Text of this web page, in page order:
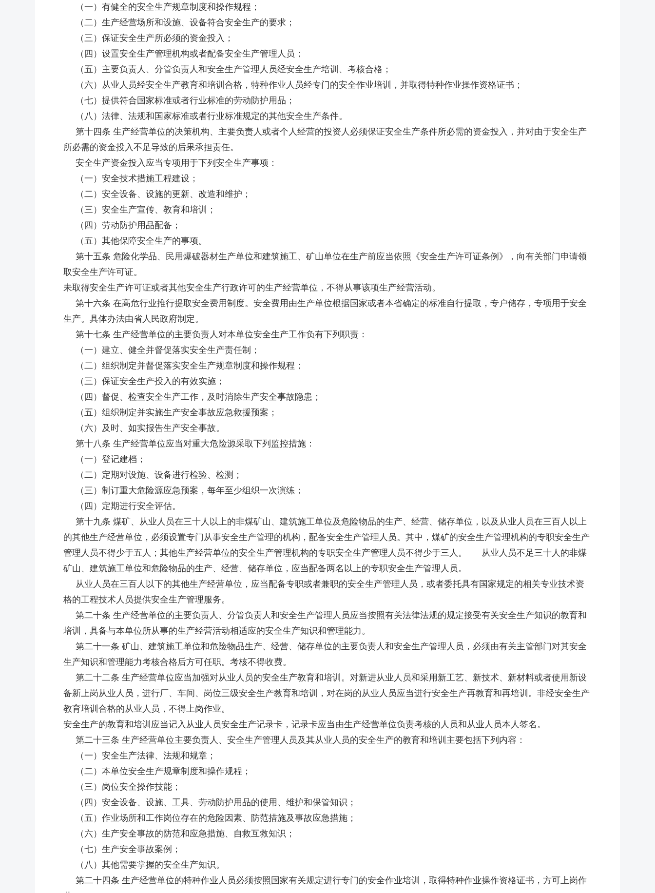
（一）有健全的安全生产规章制度和操作规程；
（二）生产经营场所和设施、设备符合安全生产的要求；
（三）保证安全生产所必须的资金投入；
（四）设置安全生产管理机构或者配备安全生产管理人员；
（五）主要负责人、分管负责人和安全生产管理人员经安全生产培训、考核合格；
（六）从业人员经安全生产教育和培训合格，特种作业人员经专门的安全作业培训，并取得特种作业操作资格证书；
（七）提供符合国家标准或者行业标准的劳动防护用品；
（八）法律、法规和国家标准或者行业标准规定的其他安全生产条件。
第十四条 生产经营单位的决策机构、主要负责人或者个人经营的投资人必须保证安全生产条件所必需的资金投入，并对由于安全生产
所必需的资金投入不足导致的后果承担责任。
安全生产资金投入应当专项用于下列安全生产事项：
（一）安全技术措施工程建设；
（二）安全设备、设施的更新、改造和维护；
（三）安全生产宣传、教育和培训；
（四）劳动防护用品配备；
（五）其他保障安全生产的事项。
第十五条 危险化学品、民用爆破器材生产单位和建筑施工、矿山单位在生产前应当依照《安全生产许可证条例》，向有关部门申请领
取安全生产许可证。
未取得安全生产许可证或者其他安全生产行政许可的生产经营单位，不得从事该项生产经营活动。
第十六条 在高危行业推行提取安全费用制度。安全费用由生产单位根据国家或者本省确定的标准自行提取，专户储存，专项用于安全
生产。具体办法由省人民政府制定。
第十七条 生产经营单位的主要负责人对本单位安全生产工作负有下列职责：
（一）建立、健全并督促落实安全生产责任制；
（二）组织制定并督促落实安全生产规章制度和操作规程；
（三）保证安全生产投入的有效实施；
（四）督促、检查安全生产工作，及时消除生产安全事故隐患；
（五）组织制定并实施生产安全事故应急救援预案；
（六）及时、如实报告生产安全事故。
第十八条 生产经营单位应当对重大危险源采取下列监控措施：
（一）登记建档；
（二）定期对设施、设备进行检验、检测；
（三）制订重大危险源应急预案，每年至少组织一次演练；
（四）定期进行安全评估。
第十九条 煤矿、从业人员在三十人以上的非煤矿山、建筑施工单位及危险物品的生产、经营、储存单位，以及从业人员在三百人以上
的其他生产经营单位，必须设置专门从事安全生产管理的机构，配备安全生产管理人员。其中，煤矿的安全生产管理机构的专职安全生产
管理人员不得少于五人；其他生产经营单位的安全生产管理机构的专职安全生产管理人员不得少于三人。 从业人员不足三十人的非煤
矿山、建筑施工单位和危险物品的生产、经营、储存单位，应当配备两名以上的专职安全生产管理人员。
从业人员在三百人以下的其他生产经营单位，应当配备专职或者兼职的安全生产管理人员，或者委托具有国家规定的相关专业技术资
格的工程技术人员提供安全生产管理服务。
第二十条 生产经营单位的主要负责人、分管负责人和安全生产管理人员应当按照有关法律法规的规定接受有关安全生产知识的教育和
培训，具备与本单位所从事的生产经营活动相适应的安全生产知识和管理能力。
第二十一条 矿山、建筑施工单位和危险物品生产、经营、储存单位的主要负责人和安全生产管理人员，必须由有关主管部门对其安全
生产知识和管理能力考核合格后方可任职。考核不得收费。
第二十二条 生产经营单位应当加强对从业人员的安全生产教育和培训。对新进从业人员和采用新工艺、新技术、新材料或者使用新设
备新上岗从业人员，进行厂、车间、岗位三级安全生产教育和培训，对在岗的从业人员应当进行安全生产再教育和再培训。非经安全生产
教育培训合格的从业人员，不得上岗作业。
安全生产的教育和培训应当记入从业人员安全生产记录卡，记录卡应当由生产经营单位负责考核的人员和从业人员本人签名。
第二十三条 生产经营单位主要负责人、安全生产管理人员及其从业人员的安全生产的教育和培训主要包括下列内容：
（一）安全生产法律、法规和规章；
（二）本单位安全生产规章制度和操作规程；
（三）岗位安全操作技能；
（四）安全设备、设施、工具、劳动防护用品的使用、维护和保管知识；
（五）作业场所和工作岗位存在的危险因素、防范措施及事故应急措施；
（六）生产安全事故的防范和应急措施、自救互救知识；
（七）生产安全事故案例；
（八）其他需要掌握的安全生产知识。
第二十四条 生产经营单位的特种作业人员必须按照国家有关规定进行专门的安全作业培训，取得特种作业操作资格证书，方可上岗作